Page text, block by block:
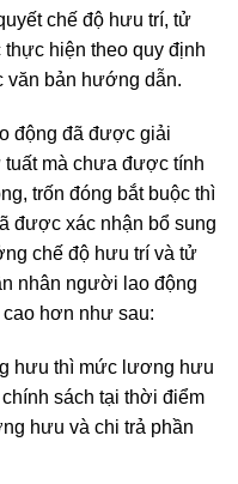
chế độ hưu trí, tử
hiện theo quy định
văn bản hướng dẫn.
động đã được giải
mà chưa được tính
trốn đóng bắt buộc thì
được xác nhận bổ sung
chế độ hưu trí và tử
nhân người lao động
hơn như sau:
hưu thì mức lương hưu
sách tại thời điểm
hưu và chi trả phần